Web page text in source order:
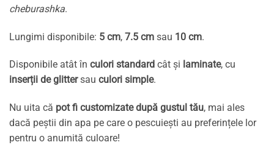
cheburashka.
Lungimi disponibile: 5 cm, 7.5 cm sau 10 cm.
Disponibile atât în culori standard cât și laminate, cu
inserții de glittersau culori simple.
Nu uita că pot fi customizate după gustul tău, mai ales
dacă peștii din apa pe care o pescuiești au preferințele lor
pentru o anumită culoare!